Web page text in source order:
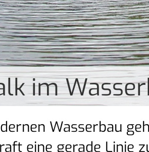
im
Wasserbau
eine gerade Linie